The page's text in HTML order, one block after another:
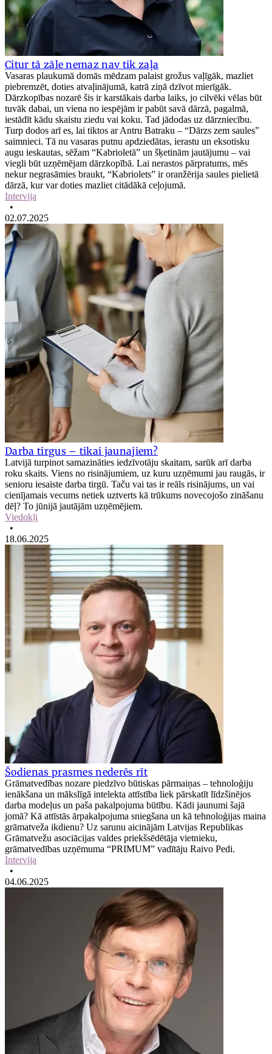
Citur tā zāle nemaz nav tik zaļa
Vasaras plaukumā domās mēdzam palaist grožus vaļīgāk, mazliet
piebremzēt, doties atvaļinājumā, katrā ziņā dzīvot mierīgāk.
Dārzkopības nozarē šis ir karstākais darba laiks, jo cilvēki vēlas būt
tuvāk dabai, un viena no iespējām ir pabūt savā dārzā, pagalmā,
iestādīt kādu skaistu ziedu vai koku. Tad jādodas uz dārzniecību.
Turp dodos arī es, lai tiktos ar Antru Batraku – “Dārzs zem saules”
saimnieci. Tā nu vasaras putnu apdziedātas, ierastu un eksotisku
augu ieskautas, sēžam “Kabrioletā” un šķetinām jautājumu – vai
viegli būt uzņēmējam dārzkopībā. Lai nerastos pārpratums, mēs
nekur negrasāmies braukt, “Kabriolets” ir oranžērija saules pielietā
dārzā, kur var doties mazliet citādākā ceļojumā.
Intervija
•
02.07.2025
Darba tirgus – tikai jaunajiem?
Latvijā turpinot samazināties iedzīvotāju skaitam, sarūk arī darba
roku skaits. Viens no risinājumiem, uz kuru uzņēmumi jau raugās, ir
senioru iesaiste darba tirgū. Taču vai tas ir reāls risinājums, un vai
cienījamais vecums netiek uztverts kā trūkums novecojošo zināšanu
dēļ? To jūnijā jautājām uzņēmējiem.
Viedokļi
•
18.06.2025
Šodienas prasmes nederēs rīt
Grāmatvedības nozare piedzīvo būtiskas pārmaiņas – tehnoloģiju
ienākšana un mākslīgā intelekta attīstība liek pārskatīt līdzšinējos
darba modeļus un paša pakalpojuma būtību. Kādi jaunumi šajā
jomā? Kā attīstās ārpakalpojuma sniegšana un kā tehnoloģijas maina
grāmatveža ikdienu? Uz sarunu aicinājām Latvijas Republikas
Grāmatvežu asociācijas valdes priekšsēdētāja vietnieku,
grāmatvedības uzņēmuma “PRIMUM” vadītāju Raivo Pedi.
Intervija
•
04.06.2025